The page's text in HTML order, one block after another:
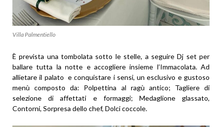
Villa Palmentiello
È prevista una tombolata sotto le stelle, a seguire Dj set per
ballare tutta la notte e accogliere insieme l’Immacolata. Ad
allietare il palato e conquistare i sensi, un esclusivo e gustoso
menù composto da: Polpettina al ragù antico; Tagliere di
selezione di affettati e formaggi; Medaglione glassato,
Contorni, Sorpresa dello chef, Dolci coccole.